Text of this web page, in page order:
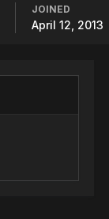
JOINED
April 12, 2013